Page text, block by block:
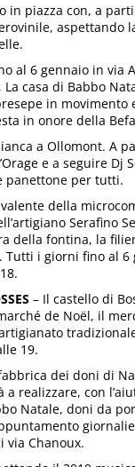
in piazza con, a
aspettando
al 6 gennaio in via
casa di Babbo
in movimento
in onore della
a Ollomont. A
e a seguire Dj
panettone per tutti.
della
Serafino
della fontina, la
Tutti i giorni fino al 6
– Il castello di
de Noël, il
19.
dei doni di
realizzare, con
Natale, doni da
via Chanoux.